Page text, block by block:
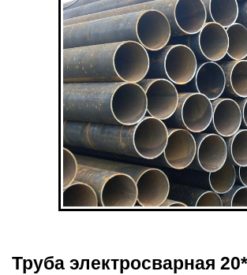
Труба электросварная